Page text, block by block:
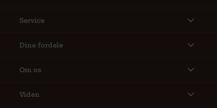
Service
Dine fordele
Om os
Viden